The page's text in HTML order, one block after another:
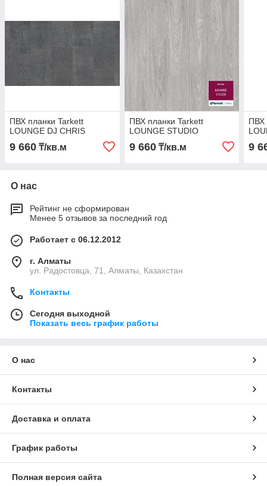
ПВХ планки Tarkett
LOUNGE DJ CHRIS
9 660 ₸/кв.м
ПВХ планки Tarkett
LOUNGE STUDIO
9 660₸/кв.м
ПВХ
9
О нас
Рейтинг не сформирован
Менее 5 отзывов за последний год
Работает с 06.12.2012
г. Алматы
ул. Радостовца, 71, Алматы, Казахстан
Контакты
Сегодня выходной
Показать весь график работы
О нас
Контакты
Доставка и оплата
График работы
Полная версия сайта